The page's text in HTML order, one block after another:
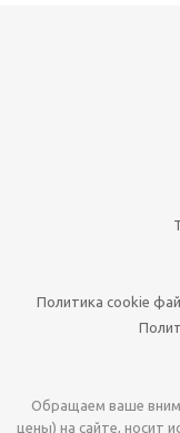
Политика cookie
Обращаем ваше
цены) на сайте, носит